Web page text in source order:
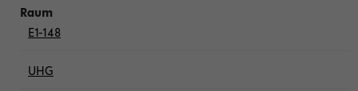
E1-148
UHG